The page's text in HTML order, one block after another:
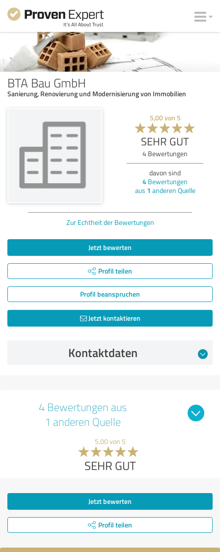
BTA Bau GmbH
Sanierung, Renovierung und Modernisierung von Immobilien
5,00von 5
SEHR GUT
4 Bewertungen
davon sind
4 Bewertungen
aus 1 anderen Quelle
Zur Echtheit der Bewertungen
Jetzt bewerten
Profil teilen
Profil beanspruchen
Jetzt kontaktieren
Kontaktdaten
4 Bewertungen aus
1 anderen Quelle
5,00 von 5
SEHR GUT
Jetzt bewerten
Profil teilen